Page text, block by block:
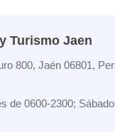
Turismo Jaen
800, Jaén 06801,
de 0600-2300;